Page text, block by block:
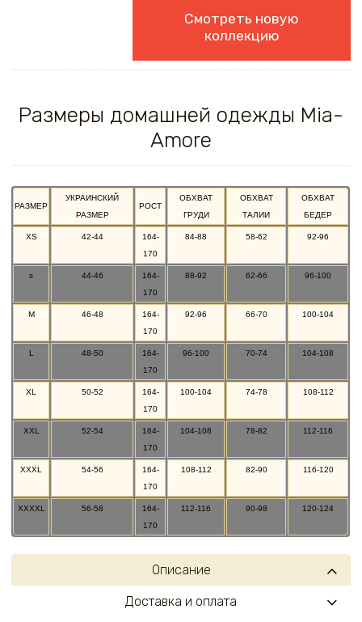
Смотреть новую
коллекцию
Размеры домашней одежды Mia-
Amore
РАЗМЕР
УКРАИНСКИЙ
РАЗМЕР
РОСТ
ОБХВАТ
ГРУДИ
ОБХВАТ
ТАЛИИ
ОБХВАТ
БЕДЕР
XS 42-44
164-
170
84-88 58-62 92-96
s 44-46
164-
170
88-92 62-66 96-100
M 46-48
164-
170
92-96 66-70 100-104
L 48-50
164-
170
96-100 70-74 104-108
XL 50-52
164-
170
100-104 74-78 108-112
XXL 52-54
164-
170
104-108 78-82 112-116
XXXL 54-56
164-
170
108-112 82-90 116-120
XXXXL 56-58
164-
170
112-116 90-98 120-124
Описание
Доставка и оплата